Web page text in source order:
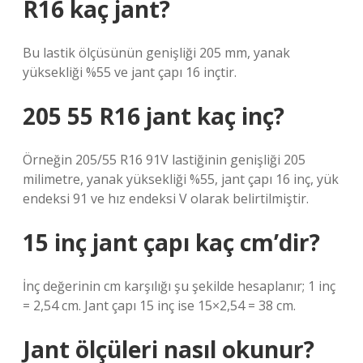
R16 kaç jant?
Bu lastik ölçüsünün genişliği 205 mm, yanak
yüksekliği %55 ve jant çapı 16 inçtir.
205 55 R16 jant kaç inç?
Örneğin 205/55 R16 91V lastiğinin genişliği 205
milimetre, yanak yüksekliği %55, jant çapı 16 inç, yük
endeksi 91 ve hız endeksi V olarak belirtilmiştir.
15 inç jant çapı kaç cm’dir?
İnç değerinin cm karşılığı şu şekilde hesaplanır; 1 inç
= 2,54 cm. Jant çapı 15 inç ise 15×2,54 = 38 cm.
Jant ölçüleri nasıl okunur?